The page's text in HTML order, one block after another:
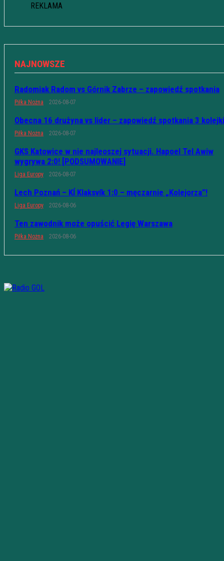
REKLAMA
NAJNOWSZE
Radomiak Radom vs Górnik Zabrze – zapowiedź spotkania
Piłka Nożna 2026-08-07
Obecna 16 drużyna vs lider – zapowiedź spotkania 3 kolejki
Piłka Nożna 2026-08-07
GKS Katowice w nie najleoszej sytuacji. Hapoel Tel Awiw
wygrywa 2:0! [PODSUMOWANIE]
Liga Europy 2026-08-07
Lech Poznań – KÍ Klaksvík 1:0 – męczarnie „Kolejorza”!
Liga Europy 2026-08-06
Ten zawodnik może opuścić Legię Warszawa
Piłka Nożna 2026-08-06